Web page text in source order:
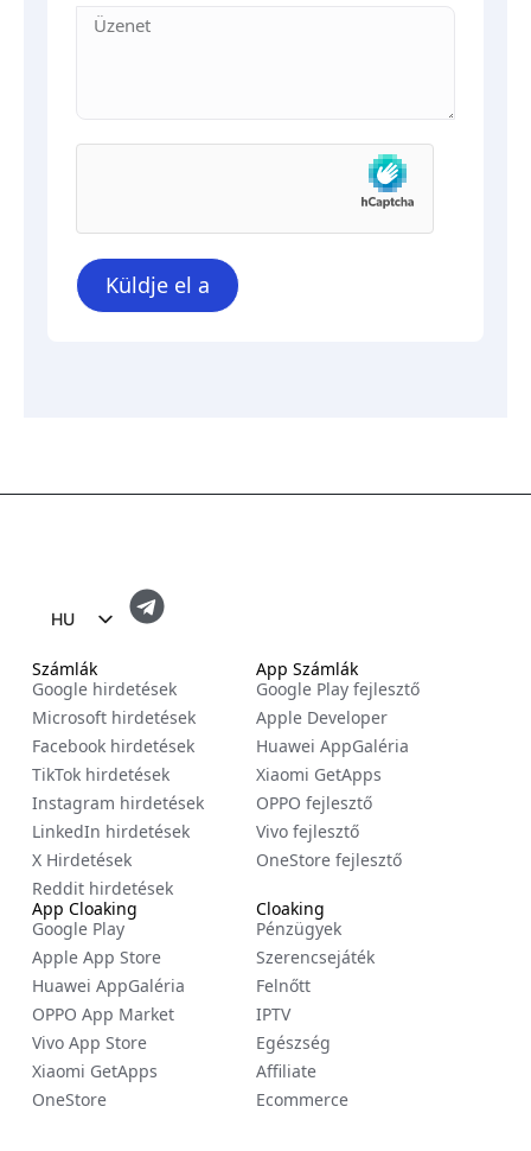
Küldje el a
HU
EN
FR
ES
ZH
NL
RU
DE
IT
CS
BG
EL
Számlák
Google hirdetések
Microsoft hirdetések
Facebook hirdetések
TikTok hirdetések
Instagram hirdetések
LinkedIn hirdetések
X Hirdetések
Reddit hirdetések
Cloaking
Pénzügyek
Szerencsejáték
Felnőtt
IPTV
Egészség
Affiliate
Ecommerce
App Számlák
Google Play fejlesztő
Apple Developer
Huawei AppGaléria
Xiaomi GetApps
OPPO fejlesztő
Vivo fejlesztő
OneStore fejlesztő
App Cloaking
Google Play
Apple App Store
Huawei AppGaléria
OPPO App Market
Vivo App Store
Xiaomi GetApps
OneStore